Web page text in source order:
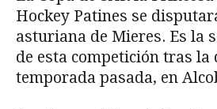
Hockey Patines se
asturiana de Mieres. Es la
de esta competición tras la
temporada pasada, en